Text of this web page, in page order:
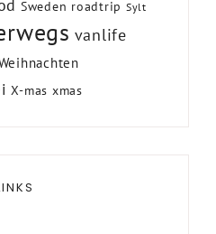
Sweden roadtrip Sylt
vanlife
X-mas xmas